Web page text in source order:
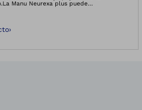
Manu Neurexa plus puede
›